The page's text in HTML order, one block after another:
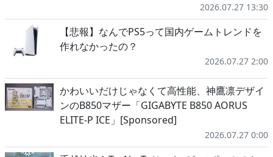
2026.07.27 13:30
【悲報】なんでPS5って国内ゲームトレンドを
作れなかったの？
2026.07.27 2:00
かわいいだけじゃなくて高性能、神鷹凛デザイ
ンのB850マザー「GIGABYTE B850 AORUS
ELITE-P ICE」[Sponsored]
2026.07.27 0:00